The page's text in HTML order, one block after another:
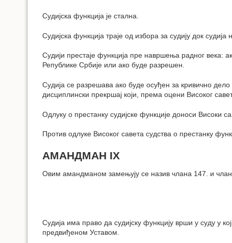
Судијска функција је стална.
Судијска функција траје од избора за судију док
Судији престаје функција пре навршења радног века:
Републике Србије или ако буде разрешен.
Судија се разрешава ако буде осуђен за кривично
дисциплински прекршај који, према оцени Високог
Одлуку о престанку судијске функције доноси Високи
Против одлуке Високог савета судства о престанку
АМАНДМАН IX
Овим амандманом замењују се назив члана 147. и
Судија има право да судијску функцију врши у суду у
предвиђеном Уставом.